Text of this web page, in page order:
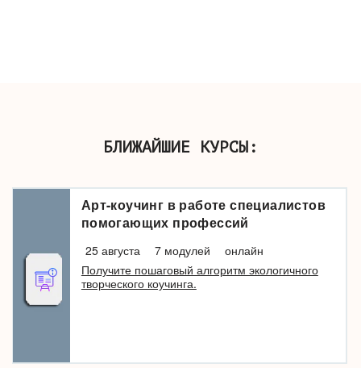
БЛИЖАЙШИЕ КУРСЫ:
Арт-коучинг в работе специалистов
помогающих профессий
25 августа 7 модулей
онлайн
Получите пошаговый алгоритм экологичного
творческого коучинга.